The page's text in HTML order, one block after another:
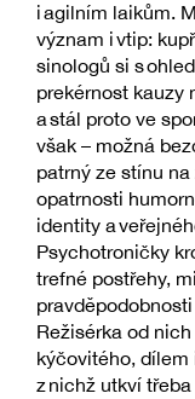
i agilním laikům.
význam i vtip:
sinologů si s
prekérnost kauzy
a stál proto ve
však – možná
patrný ze stínu
opatrnosti
identity a
Psychotroničky
trefné postřehy,
Režisérka od
kýčovitého,
z nichž utkví